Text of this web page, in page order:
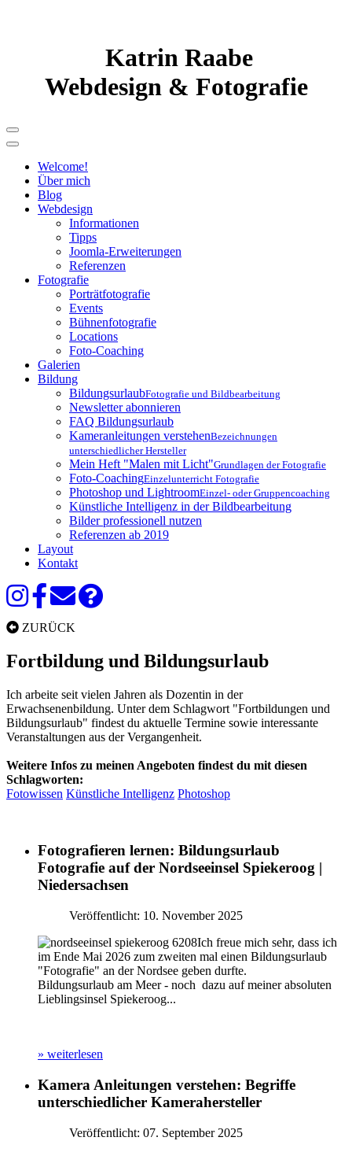
Katrin Raabe
Webdesign & Fotografie
Welcome!
Über mich
Blog
Webdesign
Informationen
Tipps
Joomla-Erweiterungen
Referenzen
Fotografie
Porträtfotografie
Events
Bühnenfotografie
Locations
Foto-Coaching
Galerien
Bildung
BildungsurlaubFotografie und Bildbearbeitung
Newsletter abonnieren
FAQ Bildungsurlaub
Kameranleitungen verstehenBezeichnungen
unterschiedlicher Hersteller
Mein Heft "Malen mit Licht"Grundlagen der Fotografie
Foto-CoachingEinzelunterricht Fotografie
Photoshop und LightroomEinzel- oder Gruppencoaching
Künstliche Intelligenz in der Bildbearbeitung
Bilder professionell nutzen
Referenzen ab 2019
Layout
Kontakt
ZURÜCK
Fortbildung und Bildungsurlaub
Ich arbeite seit vielen Jahren als Dozentin in der
Erwachsenenbildung. Unter dem Schlagwort "Fortbildungen und
Bildungsurlaub" findest du aktuelle Termine sowie interessante
Veranstaltungen aus der Vergangenheit.
Weitere Infos zu meinen Angeboten findest du mit diesen
Schlagworten:
Fotowissen Künstliche Intelligenz Photoshop
Fotografieren lernen: Bildungsurlaub
Fotografie auf der Nordseeinsel Spiekeroog |
Niedersachsen
Veröffentlicht: 10. November 2025
Ich freue mich sehr, dass ich
im Ende Mai 2026 zum zweiten mal einen Bildungsurlaub
"Fotografie" an der Nordsee geben durfte.
Bildungsurlaub am Meer - noch dazu auf meiner absoluten
Lieblingsinsel Spiekeroog...
» weiterlesen
Kamera Anleitungen verstehen: Begriffe
unterschiedlicher Kamerahersteller
Veröffentlicht: 07. September 2025